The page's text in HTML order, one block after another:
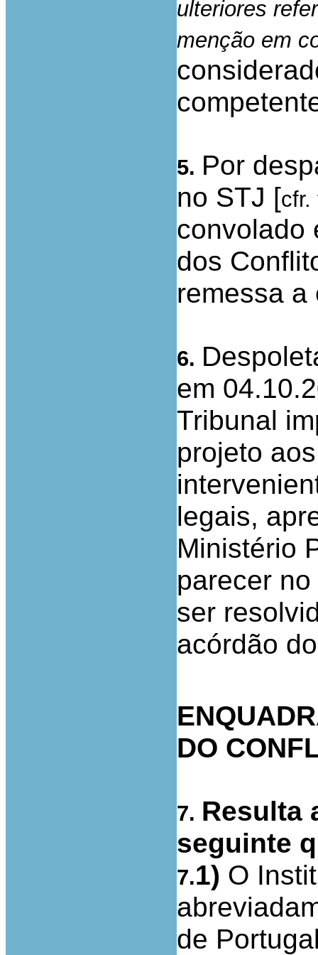
ulteriores
menção em
5. Por
no STJ [cfr.
convolado
dos
remessa a
6.
em
Tribunal
projeto
legais,
Ministério
parecer
ser
acórdão
DO
7. Resulta
seguinte
7.1) O
de